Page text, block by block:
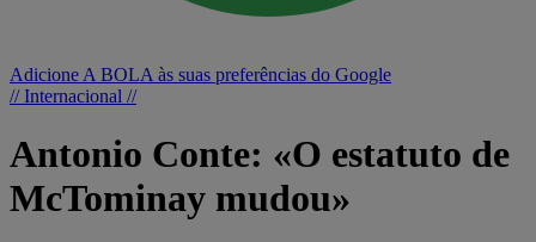
Adicione A BOLA às suas preferências do Google
// Internacional //
Antonio Conte: «O estatuto de
McTominay mudou»